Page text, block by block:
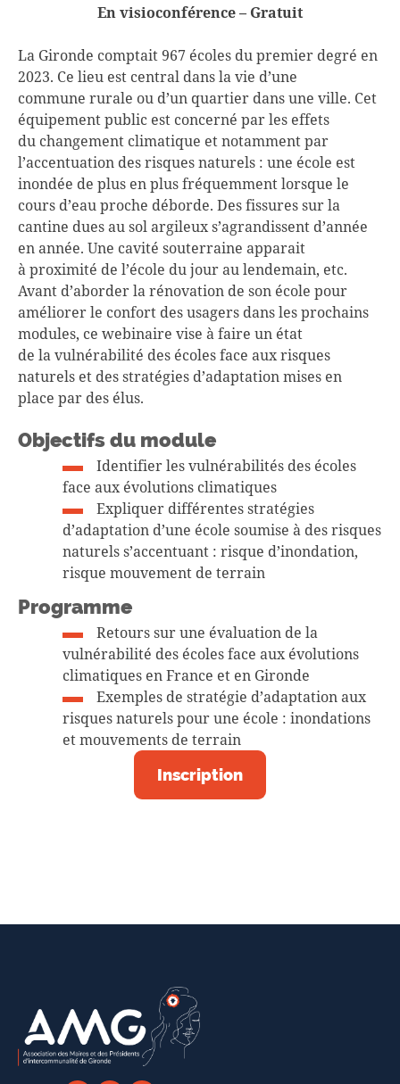
En visioconférence– Gratuit
La Gironde comptait 967 écoles du premier degré en
2023. Ce lieu est central dans la vie d’une
commune rurale ou d’un quartier dans une ville. Cet
équipement public est concerné par les effets
du changement climatique et notamment par
l’accentuation des risques naturels : une école est
inondée de plus en plus fréquemment lorsque le
cours d’eau proche déborde. Des fissures sur la
cantine dues au sol argileux s’agrandissent d’année
en année. Une cavité souterraine apparait
à proximité de l’école du jour au lendemain, etc.
Avant d’aborder la rénovation de son école pour
améliorer le confort des usagers dans les prochains
modules, ce webinaire vise à faire un état
de la vulnérabilité des écoles face aux risques
naturels et des stratégies d’adaptation mises en
place par des élus.
Objectifs du module
Identifier les vulnérabilités des écoles
face aux évolutions climatiques
Expliquer différentes stratégies
d’adaptation d’une école soumise à des risques
naturels s’accentuant : risque d’inondation,
risque mouvement de terrain
Programme
Retours sur une évaluation de la
vulnérabilité des écoles face aux évolutions
climatiques en France et en Gironde
Exemples de stratégie d’adaptation aux
risques naturels pour une école : inondations
et mouvements de terrain
Inscription